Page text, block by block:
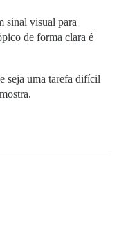
sinal visual para
de forma clara é
seja uma tarefa difícil